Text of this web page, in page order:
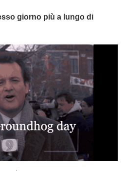
giorno più a lungo di
.